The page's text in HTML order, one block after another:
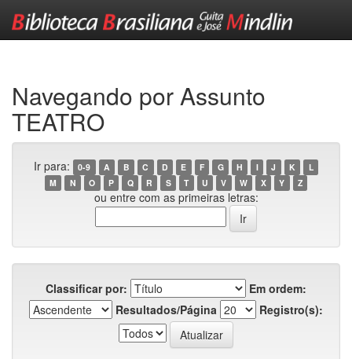
Navegando por Assunto
TEATRO
Ir para: 0-9 A B C D E F G H I J K
L
M
N O P Q R S T U V W X Y Z
ou entre com as primeiras letras:
Classificar por:
Em ordem:
Resultados/Página
Registro(s):